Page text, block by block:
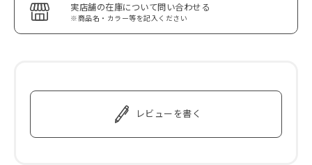
実店舗の在庫について問い合わせる
※商品名・カラー等を記入ください
レビューを書く